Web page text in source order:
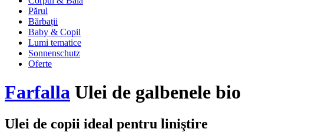
Părul
Bărbații
Baby & Copil
Lumi tematice
Sonnenschutz
Oferte
Farfalla Ulei de galbenele bio
Ulei de copii ideal pentru liniştire